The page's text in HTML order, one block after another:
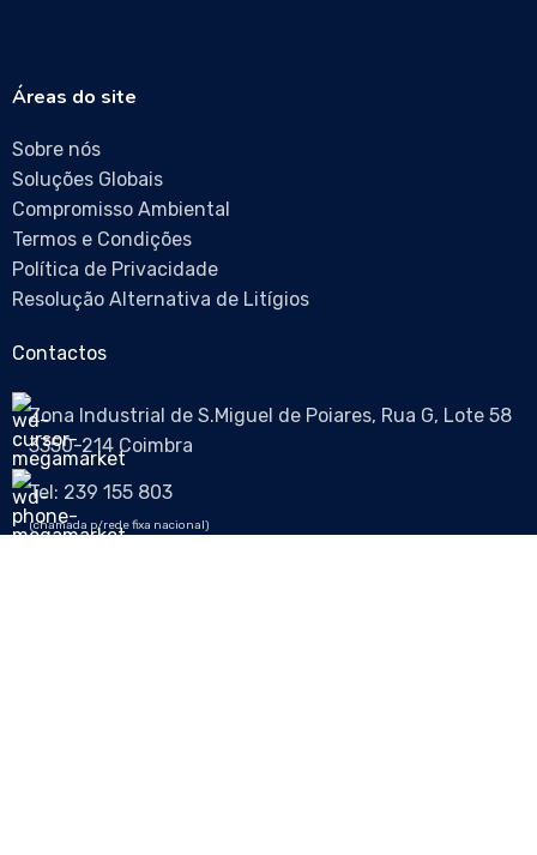
Áreas do site
Sobre nós
Soluções Globais
Compromisso Ambiental
Termos e Condições
Política de Privacidade
Resolução Alternativa de Litígios
Contactos
Zona Industrial de S.Miguel de Poiares, Rua G, Lote 58
3350-214 Coimbra
Tel: 239 155 803
(chamada p/rede fixa nacional)